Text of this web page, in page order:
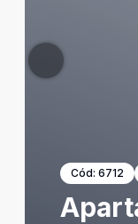
Cód: 6712